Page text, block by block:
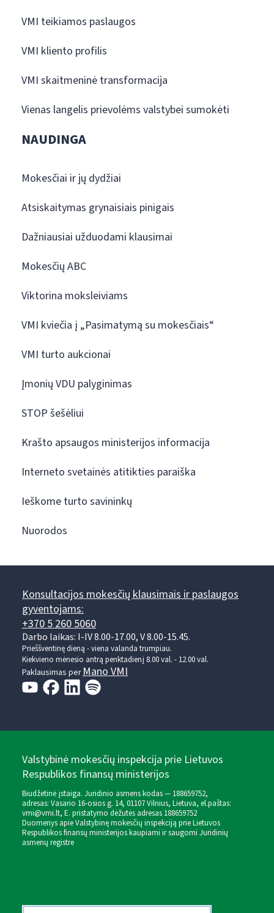
VMI teikiamos paslaugos
VMI kliento profilis
VMI skaitmeninė transformacija
Vienas langelis prievolėms valstybei sumokėti
NAUDINGA
Mokesčiai ir jų dydžiai
Atsiskaitymas grynaisiais pinigais
Dažniausiai užduodami klausimai
Mokesčių ABC
Viktorina moksleiviams
VMI kviečia į „Pasimatymą su mokesčiais“
VMI turto aukcionai
Įmonių VDU palyginimas
STOP šešėliui
Krašto apsaugos ministerijos informacija
Interneto svetainės atitikties paraiška
Ieškome turto savininkų
Nuorodos
Konsultacijos mokesčių klausimais ir paslaugos
gyventojams:
+370 5 260 5060
Darbo laikas: I-IV 8.00-17.00, V 8.00-15.45.
Prieššventinę dieną - viena valanda trumpiau.
Kiekvieno mėnesio antrą penktadienį 8.00 val. - 12.00 val.
Paklausimas perMano VMI
Valstybinė mokesčių inspekcija prie Lietuvos
Respublikos finansų ministerijos
Biudžetinė įstaiga. Juridinio asmens kodas — 188659752,
adresas: Vasario 16-osios g. 14, 01107 Vilnius, Lietuva, el.paštas:
vmi@vmi.lt, E. pristatymo dėžutės adresas 188659752
Duomenys apie Valstybinę mokesčių inspekciją prie Lietuvos
Respublikos finansų ministerijos kaupiami ir saugomi Juridinių
asmenų registre